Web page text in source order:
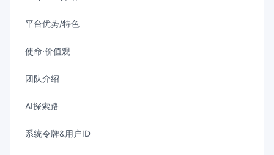
平台优势/特色
使命·价值观
团队介绍
AI探索路
系统令牌&用户ID